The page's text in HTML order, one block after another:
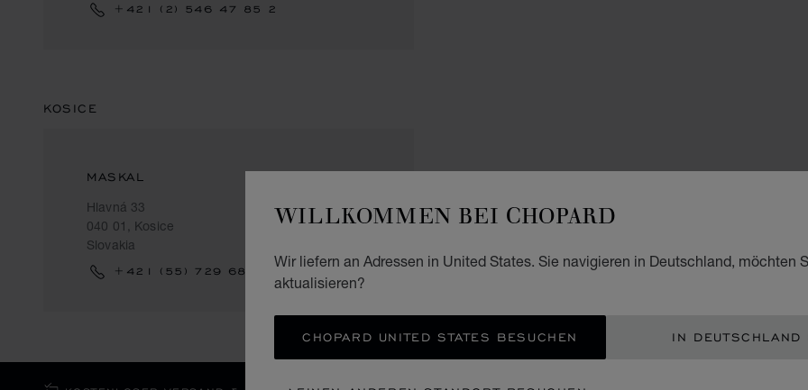
WILLKOMMEN BEI CHOPARD
Wir liefern an Adressen in United States. Sie navigieren in Deutschland, möchten
aktualisieren?
CHOPARD UNITED STATES BESUCHEN IN DEUTSCHLAND
+421 (2) 546 47 85 2
KOSICE
MASKAL
Hlavná 33
040 01, Kosice
Slovakia
+421 (55) 729 68 21